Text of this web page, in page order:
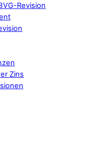
Revision
Zins